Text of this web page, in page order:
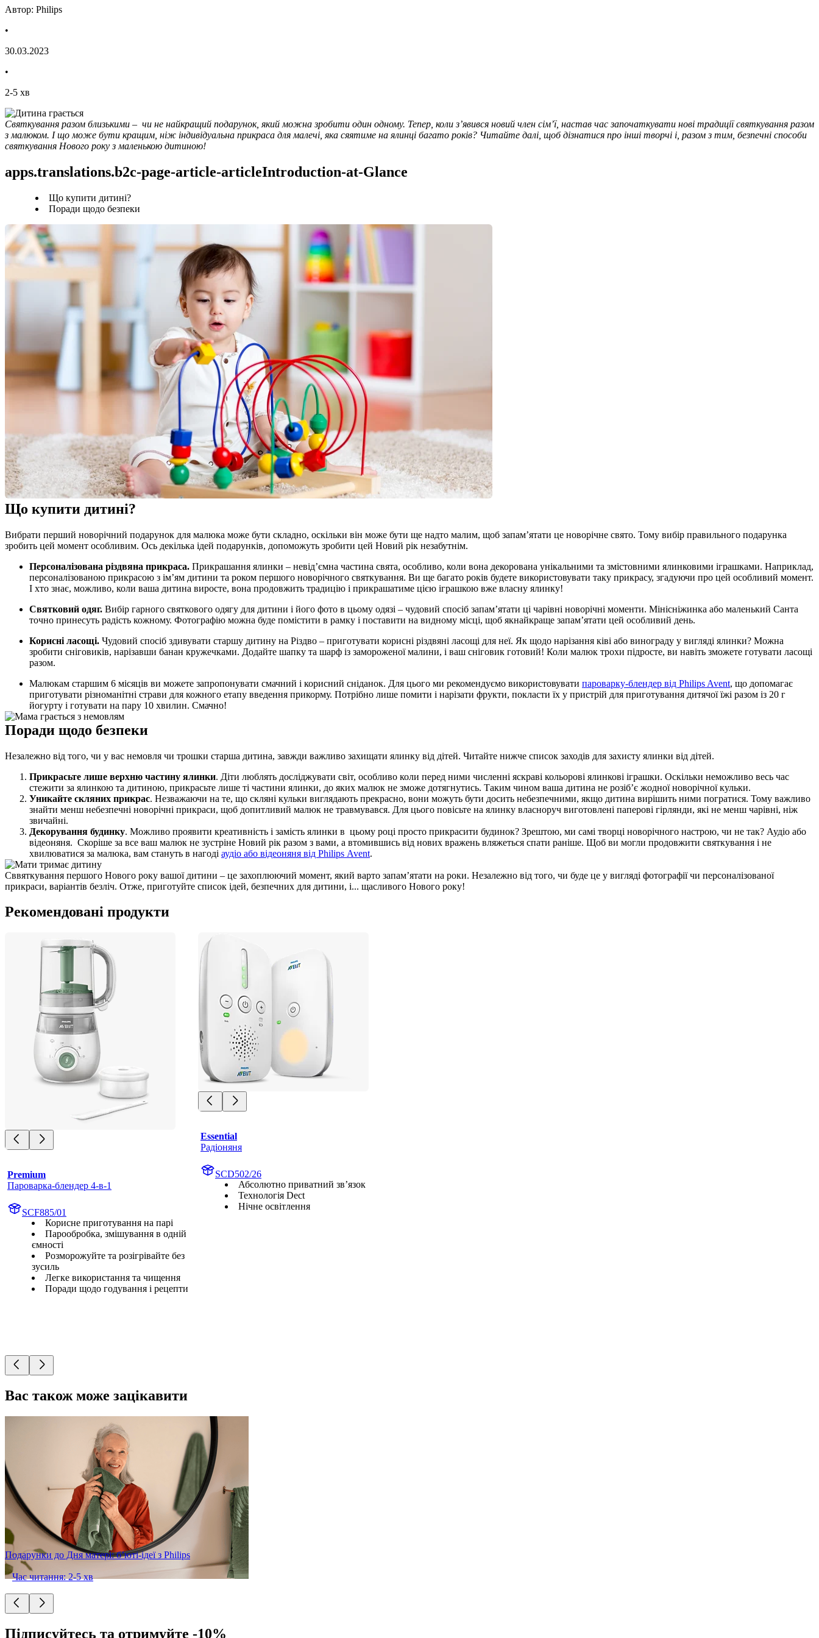
Автор: Philips
•
30.03.2023
•
2-5 хв
Святкування разом близькими –  чи не найкращий подарунок, який можна зробити один одному. Тепер, коли з’явився новий член сім’ї, настав час започаткувати нові традиції святкування разом
з малюком. І що може бути кращим, ніж індивідуальна прикраса для малечі, яка сяятиме на ялинці багато років? Читайте далі, щоб дізнатися про інші творчі і, разом з тим, безпечні способи
святкування Нового року з маленькою дитиною!
apps.translations.b2c-page-article-articleIntroduction-at-Glance
Що купити дитині?
Поради щодо безпеки
Що купити дитині?
Вибрати перший новорічний подарунок для малюка може бути складно, оскільки він може бути ще надто малим, щоб запам’ятати це новорічне свято. Тому вибір правильного подарунка
зробить цей момент особливим. Ось декілька ідей подарунків, допоможуть зробити цей Новий рік незабутнім.
Персоналізована різдвяна прикраса. Прикрашання ялинки – невід’ємна частина свята, особливо, коли вона декорована унікальними та змістовними ялинковими іграшками. Наприклад,
персоналізованою прикрасою з ім’ям дитини та роком першого новорічного святкування. Ви ще багато років будете використовувати таку прикрасу, згадуючи про цей особливий момент.
І хто знає, можливо, коли ваша дитина виросте, вона продовжить традицію і прикрашатиме цією іграшкою вже власну ялинку!
Святковий одяг. Вибір гарного святкового одягу для дитини і його фото в цьому одязі – чудовий спосіб запам’ятати ці чарівні новорічні моменти. Мінісніжинка або маленький Санта
точно принесуть радість кожному. Фотографію можна буде помістити в рамку і поставити на видному місці, щоб якнайкраще запам’ятати цей особливий день.
Корисні ласощі. Чудовий спосіб здивувати старшу дитину на Різдво – приготувати корисні різдвяні ласощі для неї. Як щодо нарізання ківі або винограду у вигляді ялинки? Можна
зробити сніговиків, нарізавши банан кружечками. Додайте шапку та шарф із замороженої малини, і ваш сніговик готовий! Коли малюк трохи підросте, ви навіть зможете готувати ласощі
разом.
Малюкам старшим 6 місяців ви можете запропонувати смачний і корисний сніданок. Для цього ми рекомендуємо використовувати пароварку-блендер від Philips Avent, що допомагає
приготувати різноманітні страви для кожного етапу введення прикорму. Потрібно лише помити і нарізати фрукти, покласти їх у пристрій для приготування дитячої їжі разом із 20 г
йогурту і готувати на пару 10 хвилин. Смачно!
Поради щодо безпеки
Незалежно від того, чи у вас немовля чи трошки старша дитина, завжди важливо захищати ялинку від дітей. Читайте нижче список заходів для захисту ялинки від дітей.
Прикрасьте лише верхню частину ялинки. Діти люблять досліджувати світ, особливо коли перед ними численні яскраві кольорові ялинкові іграшки. Оскільки неможливо весь час
стежити за ялинкою та дитиною, прикрасьте лише ті частини ялинки, до яких малюк не зможе дотягнутись. Таким чином ваша дитина не розіб’є жодної новорічної кульки.
Уникайте скляних прикрас. Незважаючи на те, що скляні кульки виглядають прекрасно, вони можуть бути досить небезпечними, якщо дитина вирішить ними погратися. Тому важливо
знайти менш небезпечні новорічні прикраси, щоб допитливий малюк не травмувався. Для цього повісьте на ялинку власноруч виготовлені паперові гірлянди, які не менш чарівні, ніж
звичайні.
Декорування будинку. Можливо проявити креативність і замість ялинки в  цьому році просто прикрасити будинок? Зрештою, ми самі творці новорічного настрою, чи не так? Аудіо або
відеоняня.  Скоріше за все ваш малюк не зустріне Новий рік разом з вами, а втомившись від нових вражень вляжеться спати раніше. Щоб ви могли продовжити святкування і не
хвилюватися за малюка, вам стануть в нагоді аудіо або відеоняня від Philips Avent.
Сввяткування першого Нового року вашої дитини – це захоплюючий момент, який варто запам’ятати на роки. Незалежно від того, чи буде це у вигляді фотографії чи персоналізованої
прикраси, варіантів безліч. Отже, приготуйте список ідей, безпечних для дитини, і... щасливого Нового року!
Рекомендовані продукти
Premium
Пароварка-блендер 4-в-1
SCF885/01
Корисне приготування на парі
Парообробка, змішування в одній
ємності
Розморожуйте та розігрівайте без
зусиль
Легке використання та чищення
Поради щодо годування і рецепти
Essential
Радіоняня
SCD502/26
Абсолютно приватний зв’язок
Технологія Dect
Нічне освітлення
Вас також може зацікавити
Подарунки до Дня матері: б’юті-ідеї з Philips
Час читання: 2-5 хв
Підписуйтесь та отримуйте -10%